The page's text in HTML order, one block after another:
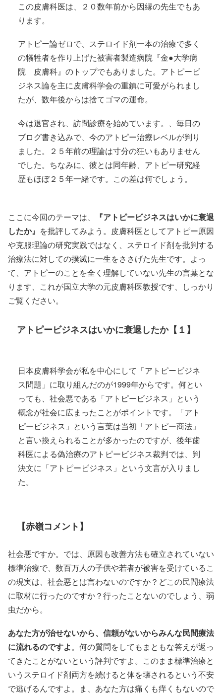
この皮膚科医は、２０数年前から因縁の先生でもあ
ります。
アトピー論ゼロで、ステロイド剤一本の治療で多く
の犠牲者を作り上げた被害者製造病院『金●大学病
院 皮膚科』のトップでもありました。アトピービ
ジネス論を主に皮膚科学会の重鎮に可愛がられまし
たが、数年後からは捨てゴマの運命。
今は退官され、訪問診療を始めています。、毎日の
ブログ書き込みで、今のアトピー治療レベルが判り
ました。２５年前の理論は寸分の狂いもありません
でした。ちなみに、彼とは同年齢、アトピー研究経
歴もほぼ２５年一緒です。この差は何でしょう。
ここに今回のテーマは、
『アトピービジネスはいかに衰退
したか』 を批評してみよう。皮膚科医としてアトピー原因
や克服理論の研究実践ではなく、ステロイド剤を批判する
治療法に対しての撲滅に一生をささげた先生です。よっ
て、アトピーのことを全く理解していない先生の言葉とな
ります、これが国立大学の元皮膚科医教授です、しっかり
ご覧ください。
アトピービジネスはいかに衰退したか【１】
日本皮膚科学会が私を中心にして「アトピービジネ
ス問題」に取り組んだのが1999年からです。何とい
っても、社会悪である「アトピービジネス」という
概念が社会に広まったことがポイントです。「アト
ピービジネス」という言葉は当初「アトピー商法」
と言い換えられることが多かったのですが、後年歯
科医による偽治療のアトピービジネス裁判では、判
決文に「アトピービジネス」という文言が入りまし
た。
【赤嶺コメント】
社会悪ですか。では、原因も改善方法も確立されていない
標準治療で、数百万人の子供や若者が被害を受けているこ
の現実は、社会悪とは言わないのですか？どこの民間療法
に取材に行ったのですか？行ったことないのでしょう、弱
虫だから。
あなた方が治せないから、信頼がないからみんな民間療法
に流れるのですよ。何の質問をしてもまともな答えが返っ
てきたことがないという評判ですよ。このまま標準治療と
いうステロイド剤両方を続けると体を壊されるという不安
で逃げるんですよ。ま、あなた方は痛くも痒くもないので